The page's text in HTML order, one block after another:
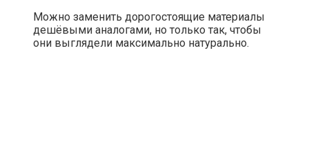
Можно заменить дорогостоящие материалы
дешёвыми аналогами, но только так, чтобы
они выглядели максимально натурально.